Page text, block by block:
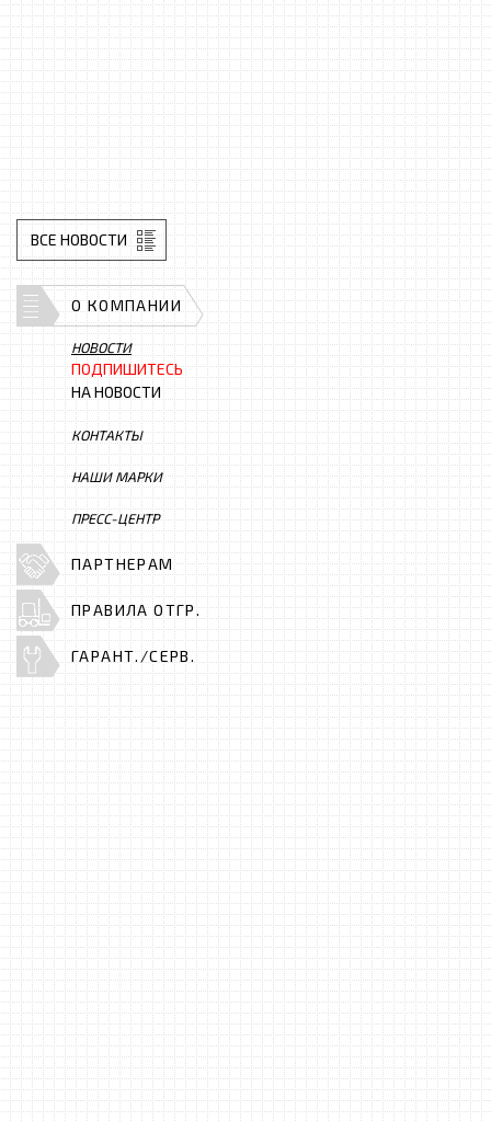
ВСЕ НОВОСТИ
О КОМПАНИИ
НОВОСТИ
ПОДПИШИТЕСЬ
НА НОВОСТИ
КОНТАКТЫ
НАШИ МАРКИ
ПРЕСС-ЦЕНТР
ПАРТНЕРАМ
ПРАВИЛА ОТГР.
ГАРАНТ./СЕРВ.